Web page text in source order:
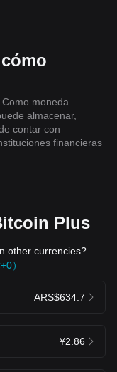
moneda
almacenar,
contar con
financieras
Plus
other currencies?
）
ARS$634.7
¥2.86